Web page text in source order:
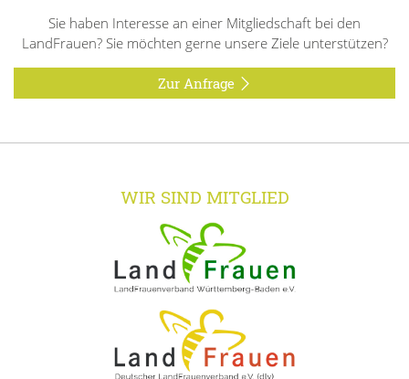
Sie haben Interesse an einer Mitgliedschaft bei den
LandFrauen? Sie möchten gerne unsere Ziele unterstützen?
Zur Anfrage
WIR SIND MITGLIED